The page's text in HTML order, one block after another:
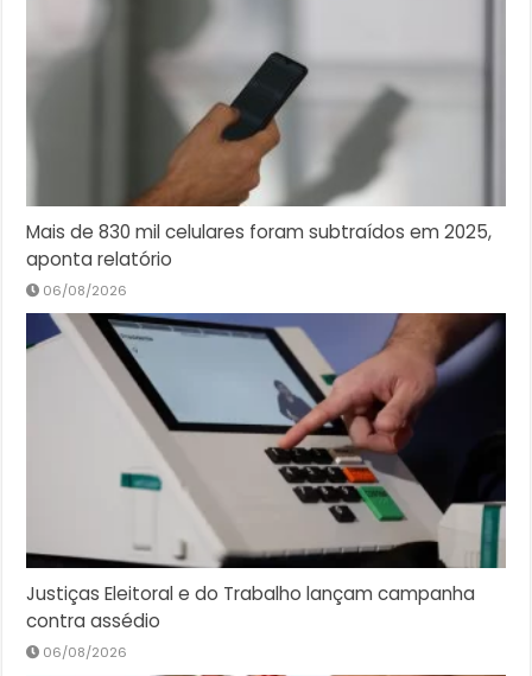
Mais de 830 mil celulares foram subtraídos em 2025,
aponta relatório
06/08/2026
Justiças Eleitoral e do Trabalho lançam campanha
contra assédio
06/08/2026